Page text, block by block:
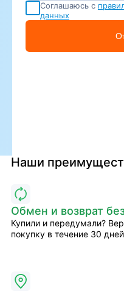
Соглашаюсь с
данных
Наши
Обмен и возврат
Купили и передумали?
покупку в течение 30